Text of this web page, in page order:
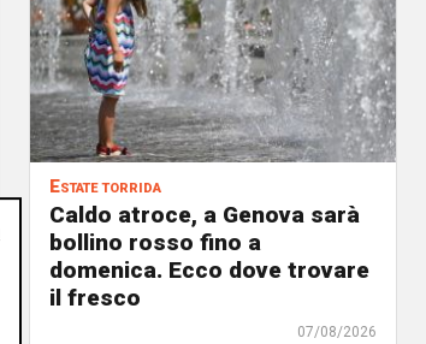
Estate torrida
Caldo atroce, a Genova sarà
bollino rosso fino a
domenica. Ecco dove trovare
il fresco
07/08/2026